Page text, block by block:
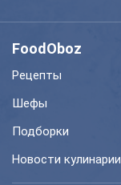
FoodOboz
Рецепты
Шефы
Подборки
Новости кулинарии